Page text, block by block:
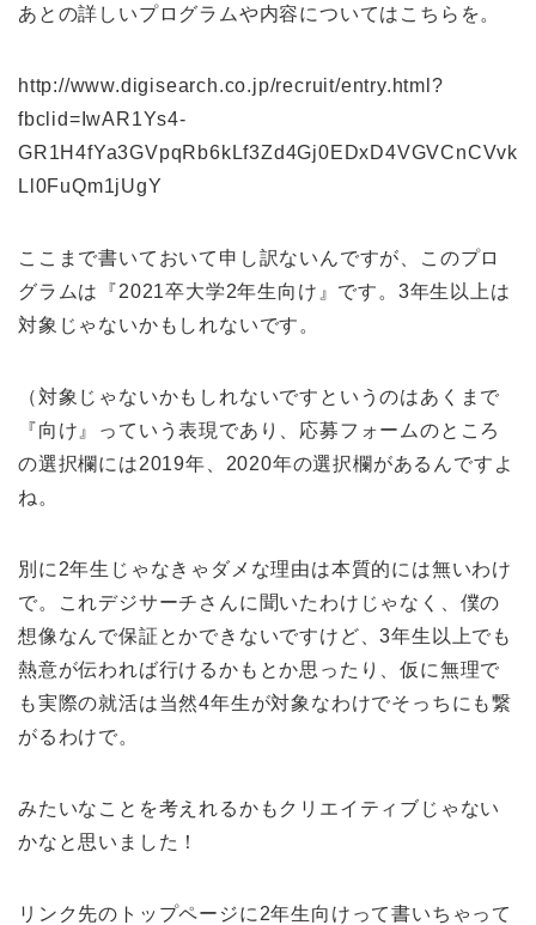
あとの詳しいプログラムや内容についてはこちらを。
http://www.digisearch.co.jp/recruit/entry.html?
fbclid=IwAR1Ys4-
GR1H4fYa3GVpqRb6kLf3Zd4Gj0EDxD4VGVCnCVvk
Ll0FuQm1jUgY
ここまで書いておいて申し訳ないんですが、このプロ
グラムは『2021卒大学2年生向け』です。3年生以上は
対象じゃないかもしれないです。
（対象じゃないかもしれないですというのはあくまで
『向け』っていう表現であり、応募フォームのところ
の選択欄には2019年、2020年の選択欄があるんですよ
ね。
別に2年生じゃなきゃダメな理由は本質的には無いわけ
で。これデジサーチさんに聞いたわけじゃなく、僕の
想像なんで保証とかできないですけど、3年生以上でも
熱意が伝われば行けるかもとか思ったり、仮に無理で
も実際の就活は当然4年生が対象なわけでそっちにも繋
がるわけで。
みたいなことを考えれるかもクリエイティブじゃない
かなと思いました！
リンク先のトップページに2年生向けって書いちゃって